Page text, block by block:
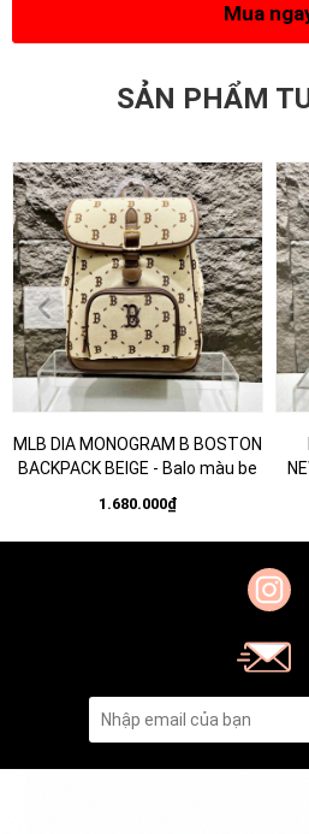
Mua
SẢN PHẨM
MLB DIA MONOGRAM B BOSTON
BACKPACK BEIGE - Balo màu be
1.680.000₫